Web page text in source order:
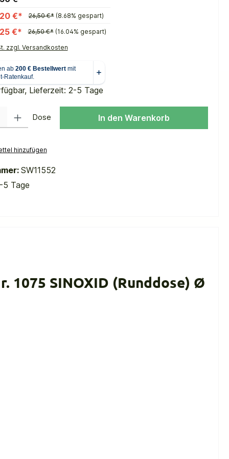
€*
26,50 €* (8.68% gespart)
€* 26,50 €* (16.04% gespart)
zzgl. Versandkosten
Lieferzeit: 2-5 Tage
Dose In den Warenkorb
hinzufügen
SW11552
5 Tage
SINOXID (Runddose) Ø